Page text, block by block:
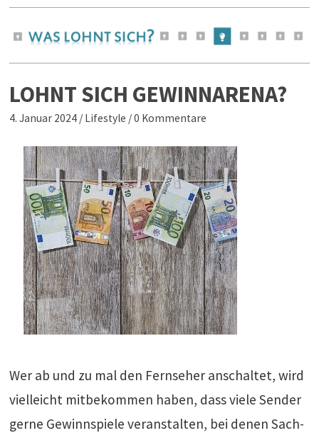
LOHNT SICH GEWINNARENA?
4. Januar 2024 / Lifestyle /0 Kommentare
Wer ab und zu mal den Fernseher anschaltet, wird
vielleicht mitbekommen haben, dass viele Sender
gerne Gewinnspiele veranstalten, bei denen Sach-